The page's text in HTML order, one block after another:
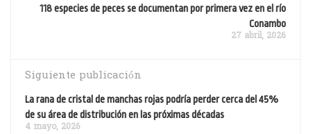
118 especies de peces se documentan por primera vez en el río
Conambo
27 abril, 2026
Siguiente publicación
La rana de cristal de manchas rojas podría perder cerca del 45%
de su área de distribución en las próximas décadas
4 mayo, 2026